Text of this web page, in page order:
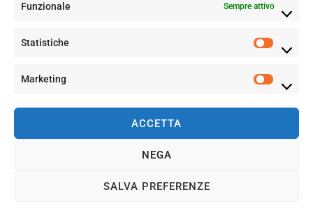
Funzionale Sempre attivo
Statistiche
Marketing
ACCETTA
NEGA
SALVA PREFERENZE